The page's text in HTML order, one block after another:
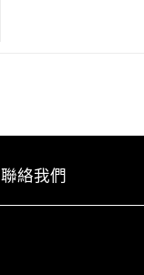
聯絡我們